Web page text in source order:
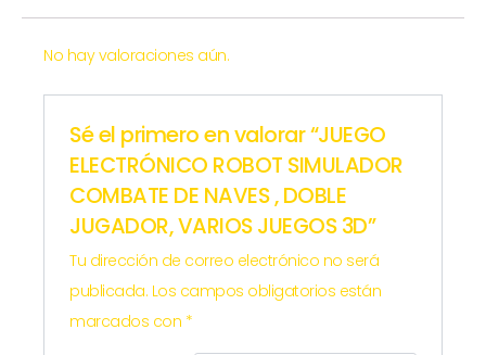
No hay valoraciones aún.
Sé el primero en valorar “JUEGO
ELECTRÓNICO ROBOT SIMULADOR
COMBATE DE NAVES , DOBLE
JUGADOR, VARIOS JUEGOS 3D”
Tu dirección de correo electrónico no será
publicada. Los campos obligatorios están
marcados con *